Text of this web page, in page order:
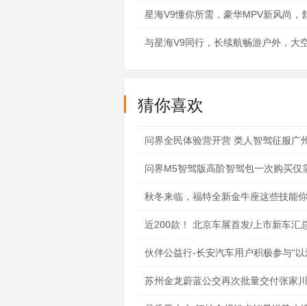
星海V9懂你所需，豪华MPV新风尚，
与星海V9同行，长续航畅游户外，大
猜你喜欢
问界全民体验营开营 类人智驾征服广
问界M5智驾版高阶智驾包一次购买仅
秋冬来临，福特全新金牛座这些技能
近200款！ 北京车展首发/上市新车汇
伙伴公益行-长安汽车用户积极参与“
苏州金龙蔚蓝公交再次批量交付张家川